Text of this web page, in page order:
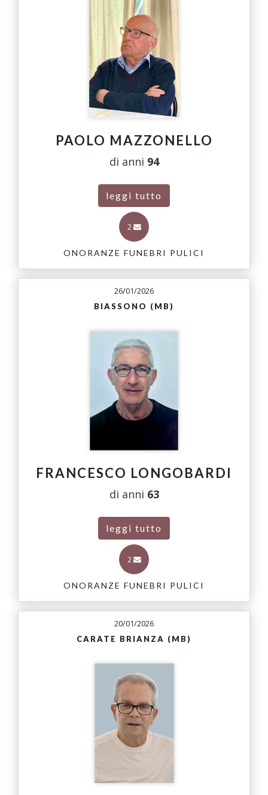
PAOLO MAZZONELLO
di anni 94
leggi tutto
2
ONORANZE FUNEBRI PULICI
26/01/2026
BIASSONO (MB)
FRANCESCO LONGOBARDI
di anni 63
leggi tutto
2
ONORANZE FUNEBRI PULICI
20/01/2026
CARATE BRIANZA (MB)